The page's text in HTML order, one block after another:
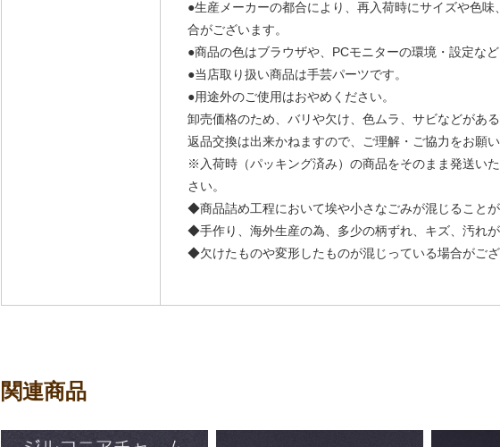
●生産メーカーの都合により、再入荷時にサイズや色
合がございます。
●商品の色はブラウザや、PCモニターの環境・設定な
●当店取り扱い商品は手芸パーツです。
●用途外のご使用はおやめください。
卸売価格のため、バリや欠け、色ムラ、サビなどがあ
返品交換は出来かねますので、ご理解・ご協力をお願い
※入荷時（パッキング済み）の商品をそのまま発送い
さい。
◆商品詰め工程において埃や小さなごみが混じることが
◆手作り、海外生産の為、多少の柄ずれ、キズ、汚れが
◆欠けたものや変形したものが混じっている場合がござ
関連商品